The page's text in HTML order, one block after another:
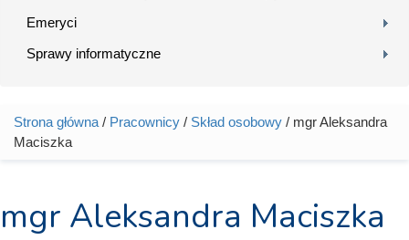
Emeryci
Sprawy informatyczne
Jesteś tutaj
Strona główna / Pracownicy / Skład osobowy / mgr Aleksandra
Maciszka
mgr Aleksandra Maciszka